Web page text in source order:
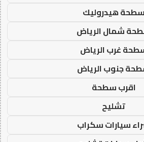
سطحة هيدروليك
شمال الرياض
غرب الرياض
جنوب الرياض
اقرب سطحة
تشليح
سيارات سكراب